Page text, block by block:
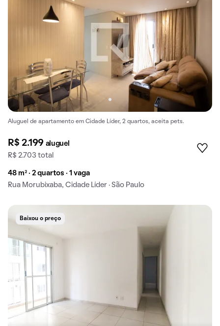
Aluguel de apartamento em Cidade Líder, 2 quartos, aceita pets.
R$ 2.199 aluguel
R$ 2.703 total
48 m² · 2 quartos · 1 vaga
Rua Morubixaba, Cidade Líder · São Paulo
Baixou o preço